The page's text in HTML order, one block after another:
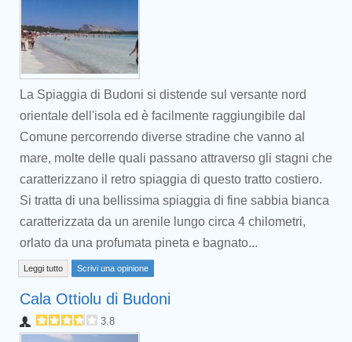
La Spiaggia di Budoni si distende sul versante nord
orientale dell'isola ed è facilmente raggiungibile dal
Comune percorrendo diverse stradine che vanno al
mare, molte delle quali passano attraverso gli stagni che
caratterizzano il retro spiaggia di questo tratto costiero.
Si tratta di una bellissima spiaggia di fine sabbia bianca
caratterizzata da un arenile lungo circa 4 chilometri,
orlato da una profumata pineta e bagnato...
Leggi tutto Scrivi una opinione
Cala Ottiolu di Budoni
3.8